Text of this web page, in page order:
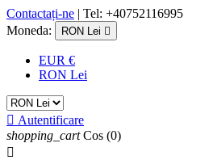
Contactați-ne | Tel: +40752116995
Moneda:
RON Lei 
EUR €
RON Lei
 Autentificare
shopping_cart Cos (0)
